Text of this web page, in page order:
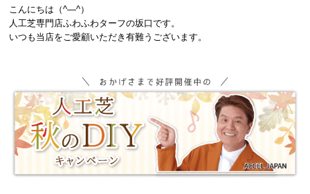
こんにちは（^―^）
人工芝専門店ふわふわターフの坂口です。
いつも当店をご愛顧いただき有難うございます。